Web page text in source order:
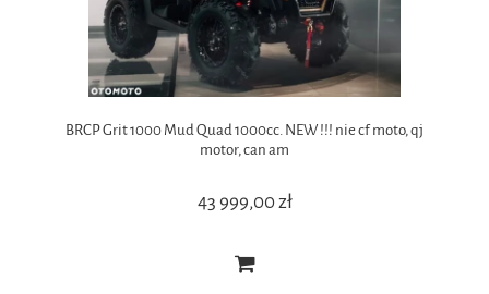
BRCP Grit 1000 Mud Quad 1000cc. NEW !!! nie cf moto, qj
motor, can am
43 999,00 zł